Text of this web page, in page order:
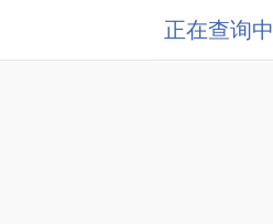
正在查询中